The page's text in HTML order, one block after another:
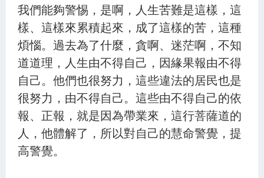
我們能夠警惕，是啊，人生苦難是這樣，這
樣、這樣來累積起來，成了這樣的苦，這種
煩惱。過去為了什麼，貪啊、迷茫啊，不知
道道理，人生由不得自己，因緣果報由不得
自己。他們也很努力，這些違法的居民也是
很努力，由不得自己。這些由不得自己的依
報、正報，就是因為帶業來，這行菩薩道的
人，他體解了，所以對自己的慧命警覺，提
高警覺。